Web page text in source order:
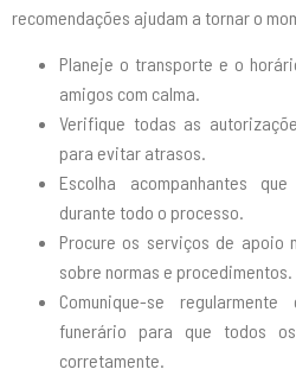
recomendações ajudam a tornar o
Planeje o transporte e o
amigos com calma.
Verifique todas as
para evitar atrasos.
Escolha acompanhantes
durante todo o processo.
Procure os serviços de apoio
sobre normas e procedimentos.
Comunique-se
funerário para que todos
corretamente.